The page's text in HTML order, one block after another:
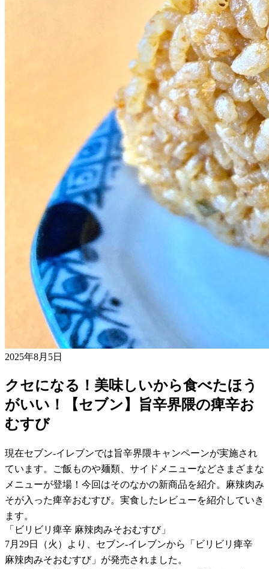
2025年8月5日
クセになる！美味しいから食べたほう
がいい！【セブン】旨辛界隈の痺辛お
むすび
現在セブン-イレブンでは旨辛界隈キャンペーンが実施され
ています。ご飯ものや麺類、サイドメニューなどさまざまな
メニューが登場！今回はそのなかの新商品を紹介。麻辣肉み
そが入った痺辛おむすび。実食したレビューを紹介していき
ます。
「ビリビリ痺辛 麻辣肉みそおむすび」
7月29日（火）より、セブン-イレブンから「ビリビリ痺辛
麻辣肉みそおむすび」が発売されました。